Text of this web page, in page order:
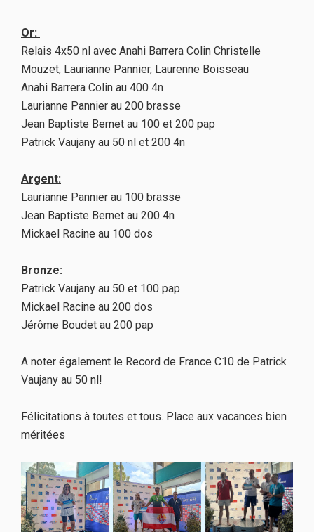
Or:
Relais 4x50 nl avec Anahi Barrera Colin Christelle
Mouzet, Laurianne Pannier, Laurenne Boisseau
Anahi Barrera Colin au 400 4n
Laurianne Pannier au 200 brasse
Jean Baptiste Bernet au 100 et 200 pap
Patrick Vaujany au 50 nl et 200 4n
Argent:
Laurianne Pannier au 100 brasse
Jean Baptiste Bernet au 200 4n
Mickael Racine au 100 dos
Bronze:
Patrick Vaujany au 50 et 100 pap
Mickael Racine au 200 dos
Jérôme Boudet au 200 pap
A noter également le Record de France C10 de Patrick
Vaujany au 50 nl!
Félicitations à toutes et tous. Place aux vacances bien
méritées